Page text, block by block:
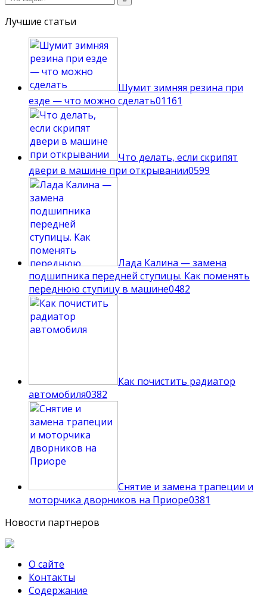
Лучшие статьи
Шумит зимняя резина при
езде — что можно сделать01161
Что делать, если скрипят
двери в машине при открывании0599
Лада Калина — замена
подшипника передней ступицы. Как поменять
переднюю ступицу в машине0482
Как почистить радиатор
автомобиля0382
Снятие и замена трапеции и
моторчика дворников на Приоре0381
Новости партнеров
О сайте
Контакты
Содержание